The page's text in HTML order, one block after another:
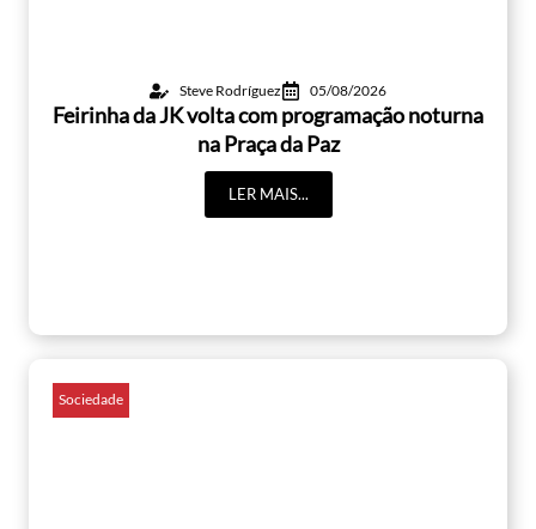
Steve Rodríguez 05/08/2026
Feirinha da JK volta com programação noturna
na Praça da Paz
LER MAIS...
Sociedade